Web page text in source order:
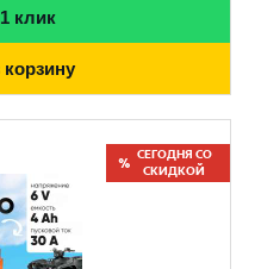
клик
СЕГОДНЯ СО
СКИДКОЙ